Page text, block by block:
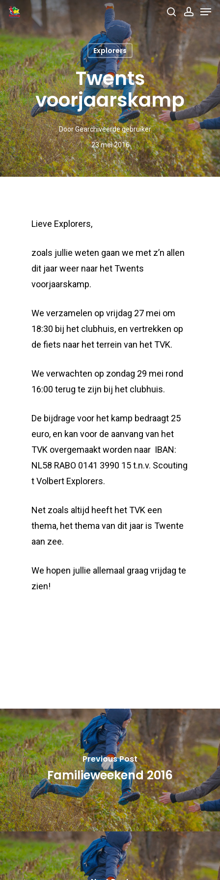
Skip
to
main
content
search
Explorers
Twents
voorjaarskamp
DoorGearchiveerde gebruiker
23 mei 2016
Lieve Explorers,
zoals jullie weten gaan we met z’n allen
dit jaar weer naar het Twents
voorjaarskamp.
We verzamelen op vrijdag 27 mei om
18:30 bij het clubhuis, en vertrekken op
de fiets naar het terrein van het TVK.
We verwachten op zondag 29 mei rond
16:00 terug te zijn bij het clubhuis.
De bijdrage voor het kamp bedraagt 25
euro, en kan voor de aanvang van het
TVK overgemaakt worden naar IBAN:
NL58 RABO 0141 3990 15 t.n.v. Scouting
t Volbert Explorers.
Net zoals altijd heeft het TVK een
thema, het thema van dit jaar is Twente
aan zee.
We hopen jullie allemaal graag vrijdag te
zien!
Previous Post
Familieweekend 2016